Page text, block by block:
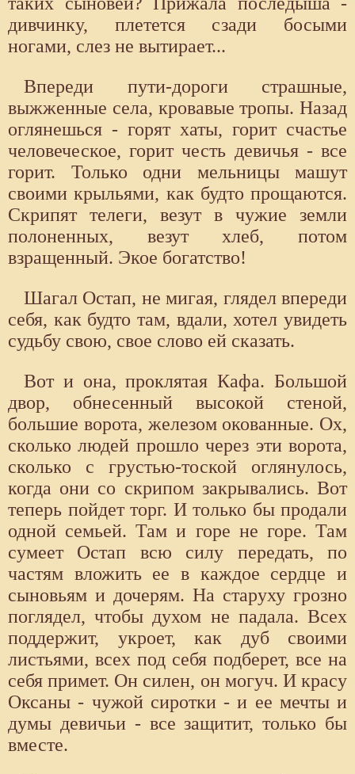
дивчинку, плетется сзади босыми
ногами, слез не вытирает...
Впереди пути-дороги страшные,
выжженные села, кровавые тропы. Назад
оглянешься - горят хаты, горит счастье
человеческое, горит честь девичья - все
горит. Только одни мельницы машут
своими крыльями, как будто прощаются.
Скрипят телеги, везут в чужие земли
полоненных, везут хлеб, потом
взращенный. Экое богатство!
Шагал Остап, не мигая, глядел впереди
себя, как будто там, вдали, хотел увидеть
судьбу свою, свое слово ей сказать.
Вот и она, проклятая Кафа. Большой
двор, обнесенный высокой стеной,
большие ворота, железом окованные. Ох,
сколько людей прошло через эти ворота,
сколько с грустью-тоской оглянулось,
когда они со скрипом закрывались. Вот
теперь пойдет торг. И только бы продали
одной семьей. Там и горе не горе. Там
сумеет Остап всю силу передать, по
частям вложить ее в каждое сердце и
сыновьям и дочерям. На старуху грозно
поглядел, чтобы духом не падала. Всех
поддержит, укроет, как дуб своими
листьями, всех под себя подберет, все на
себя примет. Он силен, он могуч. И красу
Оксаны - чужой сиротки - и ее мечты и
думы девичьи - все защитит, только бы
вместе.